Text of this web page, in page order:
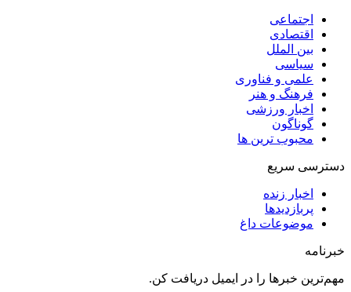
اجتماعی
اقتصادی
بین الملل
سیاسی
علمی و فناوری
فرهنگ و هنر
اخبار ورزشی
گوناگون
محبوب ترین ها
دسترسی سریع
اخبار زنده
پربازدیدها
موضوعات داغ
خبرنامه
مهم‌ترین خبرها را در ایمیل دریافت کن.